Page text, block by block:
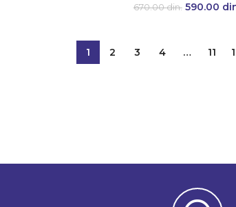
670.00din. 590.00
1 2 3 4 … 11